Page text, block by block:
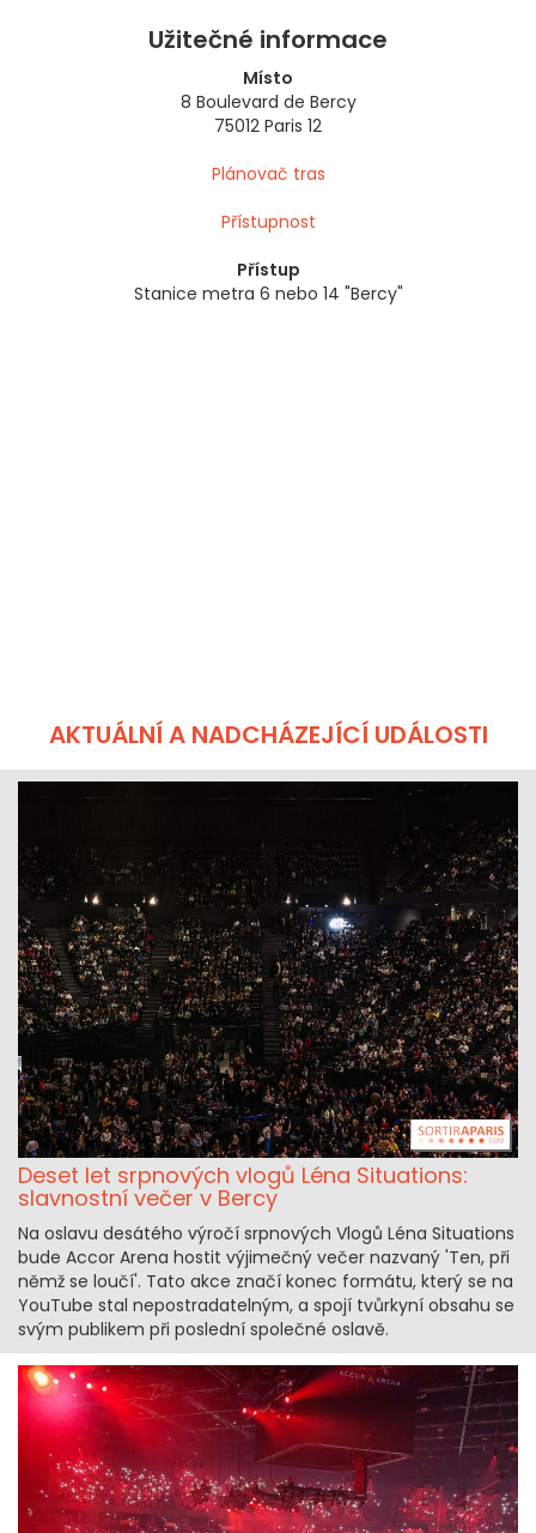
Užitečné informace
Místo
8 Boulevard de Bercy
75012 Paris 12
Plánovač tras
Přístupnost
Přístup
Stanice metra 6 nebo 14 "Bercy"
AKTUÁLNÍ A NADCHÁZEJÍCÍ UDÁLOSTI
Deset let srpnových vlogů Léna Situations:
slavnostní večer v Bercy
Na oslavu desátého výročí srpnových Vlogů Léna Situations
bude Accor Arena hostit výjimečný večer nazvaný 'Ten, při
němž se loučí'. Tato akce značí konec formátu, který se na
YouTube stal nepostradatelným, a spojí tvůrkyní obsahu se
svým publikem při poslední společné oslavě.